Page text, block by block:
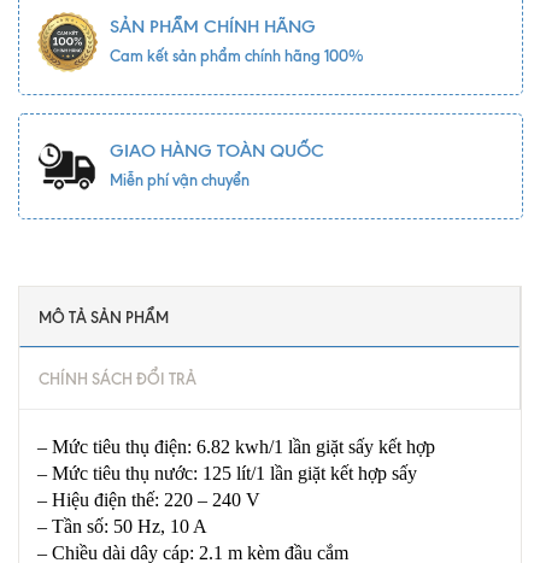
SẢN PHẨM CHÍNH HÃNG
Cam kết sản phẩm chính hãng 100%
GIAO HÀNG TOÀN QUỐC
Miễn phí vận chuyển
MÔ TẢ SẢN PHẨM
CHÍNH SÁCH ĐỔI TRẢ
– Mức tiêu thụ điện: 6.82 kwh/1 lần giặt sấy kết hợp
– Mức tiêu thụ nước: 125 lít/1 lần giặt kết hợp sấy
– Hiệu điện thế: 220 – 240 V
– Tần số: 50 Hz, 10 A
– Chiều dài dây cáp: 2.1 m kèm đầu cắm